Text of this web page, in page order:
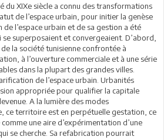
du XIXe siècle a connu des transformations
de l’espace urbain, pour initier la genèse
de l’espace urbain et de sa gestion a été
superposaient et convergeaient. D’abord,
la société tunisienne confrontée à
à l’ouverture commerciale et à une série
dans la plupart des grandes villes.
de l’espace urbain. Urbanités
appropriée pour qualifier la capitale
A la lumière des modes
ce territoire est en perpétuelle gestation, ce
une aire d’expérimentation d’une
se cherche. Sa refabrication pourrait